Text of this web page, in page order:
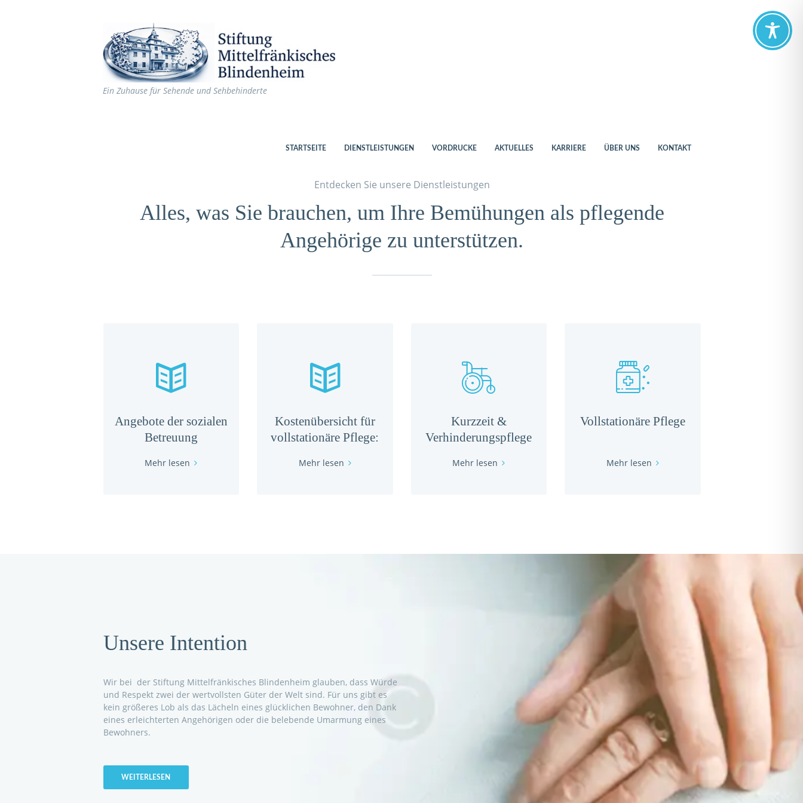
Ein Zuhause für Sehende und Sehbehinderte
STARTSEITE DIENSTLEISTUNGEN VORDRUCKE AKTUELLES KARRIERE ÜBER UNS KONTAKT
Entdecken Sie unsere Dienstleistungen
Alles, was Sie brauchen, um Ihre Bemühungen als pflegende
Angehörige zu unterstützen.
Angebote der sozialen
Betreuung
Mehr lesen
Kostenübersicht für
vollstationäre Pflege:
Mehr lesen
Kurzzeit &
Verhinderungspflege
Mehr lesen
Vollstationäre Pflege
Mehr lesen
Unsere Intention
Wir bei der Stiftung Mittelfränkisches Blindenheim glauben, dass Würde
und Respekt zwei der wertvollsten Güter der Welt sind. Für uns gibt es
kein größeres Lob als das Lächeln eines glücklichen Bewohner, den Dank
eines erleichterten Angehörigen oder die belebende Umarmung eines
Bewohners.
WEITERLESEN